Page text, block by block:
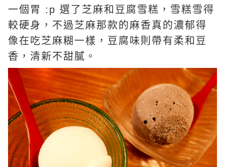
一個胃 :p 選了芝麻和豆腐雪糕，雪糕雪得
較硬身，不過芝麻那款的麻香真的濃郁得
像在吃芝麻糊一樣，豆腐味則帶有柔和豆
香，清新不甜膩。